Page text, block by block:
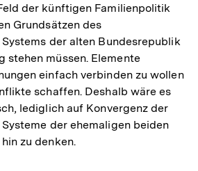
der künftigen Familienpolitik
Grundsätzen des
der alten Bundesrepublik
stehen müssen. Elemente
einfach verbinden zu wollen
schaffen. Deshalb wäre es
lediglich auf Konvergenz der
der ehemaligen beiden
zu denken.